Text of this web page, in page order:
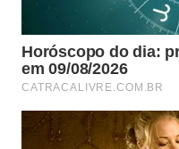
Como
páginas do
A leitura dessa obra
verdadeiro manual de
para os dias de hoje.